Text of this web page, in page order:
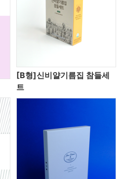
[B형]신비얄기름집 참들세
트